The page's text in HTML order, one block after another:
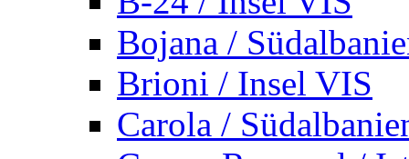
Bojana /
Brioni / Insel VIS
Carola /